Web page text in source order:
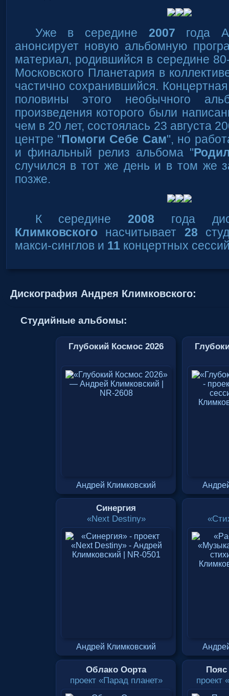
Уже в середине 2007 года
анонсирует новую альбомную
материал, родившийся в середине
Московского Планетария в
частично сохранившийся.
половины этого необычного
произведения которого были
чем в 20 лет, состоялась 23 августа
центре "Помоги Себе Сам", но
и финальный релиз альбома "
случился в тот же день и в том же
позже.
К середине2008 года
Климковского насчитывает 28
макси-синглов и 11 концертных
Дискография Андрея Климковского:
Студийные альбомы:
Глубокий Космос 2026
Андрей Климковский
Синергия
«Next Destiny»
Андрей Климковский
Облако Оорта
проект «Парад планет»
Пояс
проект